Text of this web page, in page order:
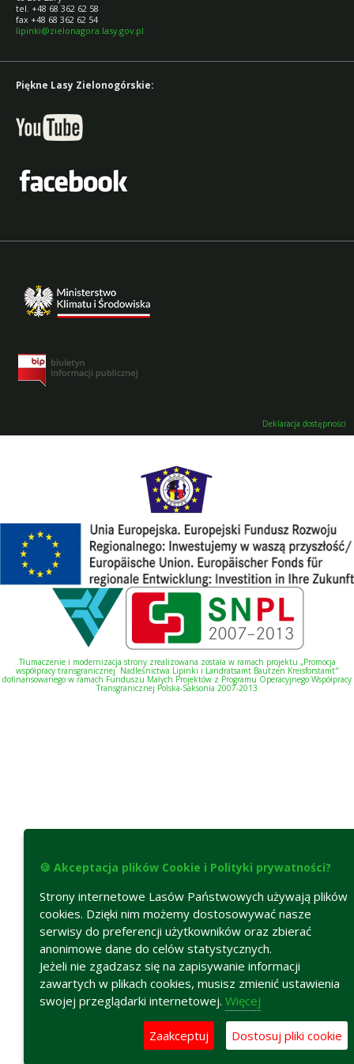
tel. +48 68 362 62 58
fax +48 68 362 62 54
lipinki@zielonagora.lasy.gov.pl
Piękne Lasy Zielonogórskie:
Deklaracja dostępności
Tłumaczenie i modernizacja strony zrealizowana została w ramach projektu „Promocja
współpracy transgranicznej Nadleśnictwa Lipinki i Landratsamt Bautzen Kreisforstamt"
dofinansowanego w ramach Funduszu Małych Projektów z Programu Operacyjnego Współpracy
Transgranicznej Polska-Saksonia 2007-2013
🍪 Akceptacja plików Cookie i Polityki prywatności?
Strony internetowe Lasów Państwowych używają plików
cookies. Dzięki nim możemy dostosowywać nasze
serwisy do preferencji użytkowników oraz zbierać
anonimowe dane do celów statystycznych.
Jeżeli nie zgadzasz się na zapisywanie informacji
zawartych w plikach cookies, musisz zmienić ustawienia
swojej przeglądarki internetowej. Więcej
Zaakceptuj Dostosuj pliki cookie